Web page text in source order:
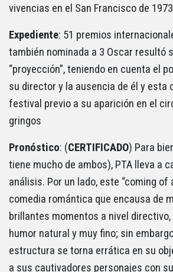
vivencias en el San Francisco de 1973
Expediente: 51 premios
también nominada a 3 Oscar resultó
“proyección”, teniendo en cuenta el
su director y la ausencia de él y esta
festival previo a su aparición en el
gringos
Pronóstico: (CERTIFICADO) Para
tiene mucho de ambos), PTA lleva a
análisis. Por un lado, este “coming of
comedia romántica que encausa de
brillantes momentos a nivel
humor natural y muy fino; sin
estructura se torna errática en su
a sus cautivadores personajes con